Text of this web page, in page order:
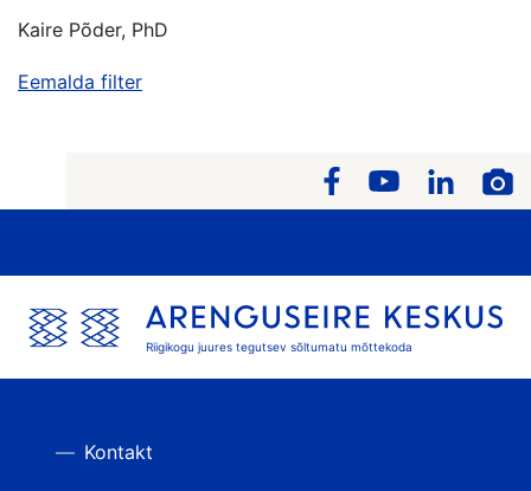
Kaire Põder, PhD
Eemalda filter
Riigikogu juures tegutsev sõltumatu mõttekoda
Kontakt